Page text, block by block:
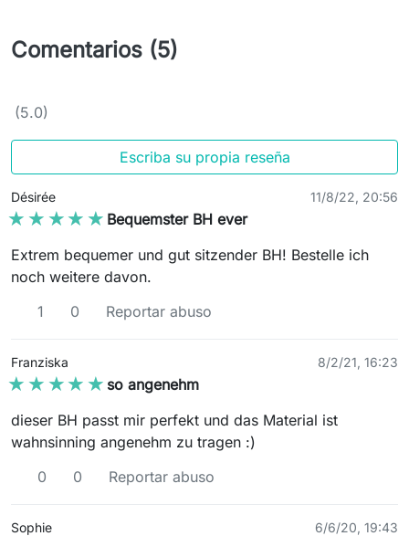
Comentarios (5)
(5.0)
Escriba su propia reseña
Désirée 11/8/22, 20:56
★★★★★
★★★★★ Bequemster BH ever
Extrem bequemer und gut sitzender BH! Bestelle ich
noch weitere davon.
1
0 Reportar abuso
Franziska 8/2/21, 16:23
★★★★★
★★★★★ so angenehm
dieser BH passt mir perfekt und das Material ist
wahnsinning angenehm zu tragen :)
0
0 Reportar abuso
Sophie 6/6/20, 19:43